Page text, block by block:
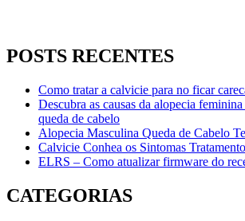
POSTS RECENTES
Como tratar a calvicie para no ficar
Descubra as causas da alopecia
queda de cabelo
Alopecia Masculina Queda de Cabelo
Calvicie Conhea os Sintomas
ELRS – Como atualizar firmware do
CATEGORIAS